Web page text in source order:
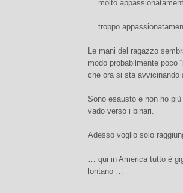
… molto
… troppo
Le mani del ragazzo
modo probabilmente poco
che ora si sta avvicinando
Sono esausto e non ho
vado verso i binari.
Adesso voglio solo
… qui in America tutto è
lontano …